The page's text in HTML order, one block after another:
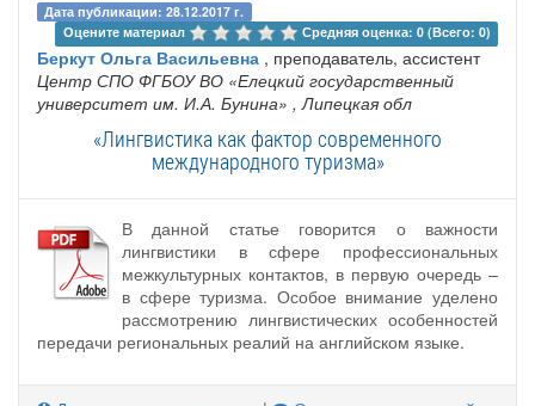
Дата публикации: 28.12.2017 г.
Оцените материал
Средняя оценка: 0 (Всего: 0)
Беркут Ольга Васильевна , преподаватель, ассистент
Центр СПО ФГБОУ ВО «Елецкий государственный
университет им. И.А. Бунина» , Липецкая обл
«Лингвистика как фактор современного
международного туризма»
В данной статье говорится о важности
лингвистики в сфере профессиональных
межкультурных контактов, в первую очередь –
в сфере туризма. Особое внимание уделено
рассмотрению лингвистических особенностей
передачи региональных реалий на английском языке.